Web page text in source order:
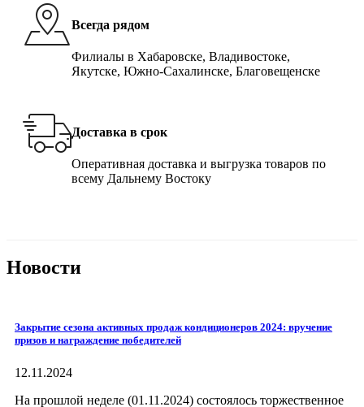
Всегда рядом
Филиалы в Хабаровске, Владивостоке,
Якутске, Южно-Сахалинске, Благовещенске
Доставка в срок
Оперативная доставка и выгрузка товаров по
всему Дальнему Востоку
Новости
Закрытие сезона активных продаж кондиционеров 2024: вручение
призов и награждение победителей
12.11.2024
На прошлой неделе (01.11.2024) состоялось торжественное